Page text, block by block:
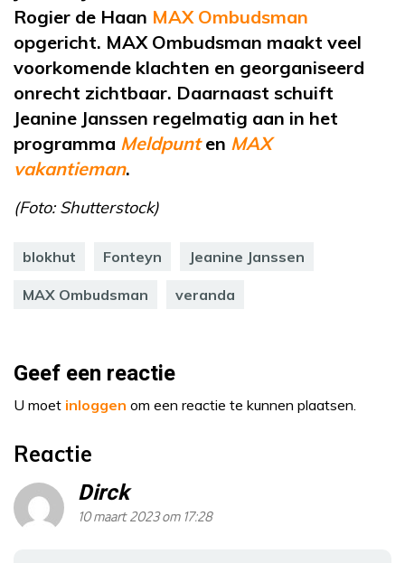
Rogier de Haan MAX Ombudsman
opgericht. MAX Ombudsman maakt veel
voorkomende klachten en georganiseerd
onrecht zichtbaar. Daarnaast schuift
Jeanine Janssen regelmatig aan in het
programma Meldpunten MAX
vakantieman.
(Foto: Shutterstock)
blokhut Fonteyn Jeanine Janssen
MAX Ombudsman veranda
Geef een reactie
U moet inloggen om een reactie te kunnen plaatsen.
Reactie
Dirck
10 maart 2023 om 17:28